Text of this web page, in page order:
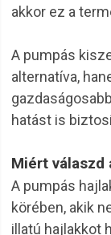
akkor ez a
A pumpás
alternatíva,
hatást is
Miért válaszd
A pumpás
körében, akik
illatú hajlakkot